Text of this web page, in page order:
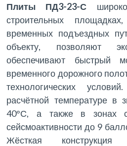
Плиты ПД3-23-С
строительных
временных подъездных
объекту, позволяют
обеспечивают быстрый
временного дорожного
технологических
расчётной температуре
40°С, а также в зонах
сейсмоактивности до 9
Жёсткая